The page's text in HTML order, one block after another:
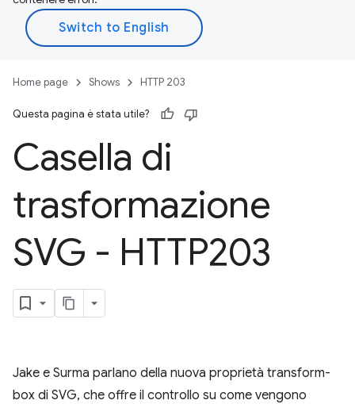
Home page Shows HTTP 203
Questa pagina è stata utile?
Casella di
trasformazione
SVG - HTTP203
Jake e Surma parlano della nuova proprietà transform-
box di SVG, che offre il controllo su come vengono